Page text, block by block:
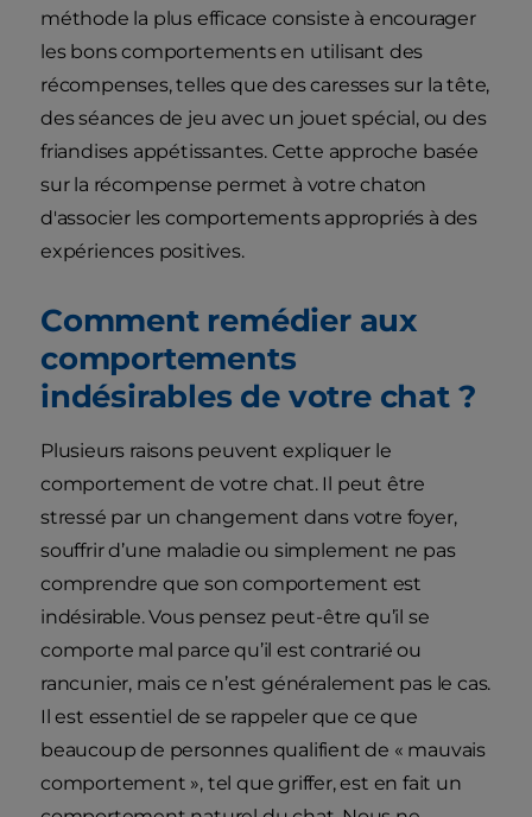
méthode la plus efficace consiste à encourager
les bons comportements en utilisant des
récompenses, telles que des caresses sur la tête,
des séances de jeu avec un jouet spécial, ou des
friandises appétissantes. Cette approche basée
sur la récompense permet à votre chaton
d'associer les comportements appropriés à des
expériences positives.
Comment remédier aux
comportements
indésirables de votre chat ?
Plusieurs raisons peuvent expliquer le
comportement de votre chat. Il peut être
stressé par un changement dans votre foyer,
souffrir d’une maladie ou simplement ne pas
comprendre que son comportement est
indésirable. Vous pensez peut-être qu’il se
comporte mal parce qu’il est contrarié ou
rancunier, mais ce n’est généralement pas le cas.
Il est essentiel de se rappeler que ce que
beaucoup de personnes qualifient de « mauvais
comportement », tel que griffer, est en fait un